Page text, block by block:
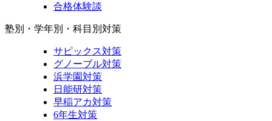
合格体験談
塾別・学年別・科目別対策
サピックス対策
グノーブル対策
浜学園対策
日能研対策
早稲アカ対策
6年生対策